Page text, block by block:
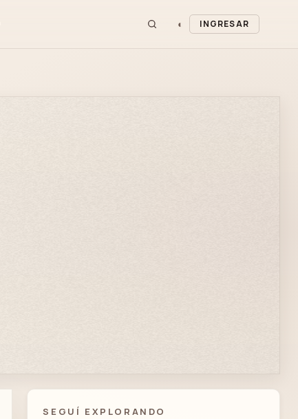
◐ INGRESAR
SEGUÍ EXPLORANDO